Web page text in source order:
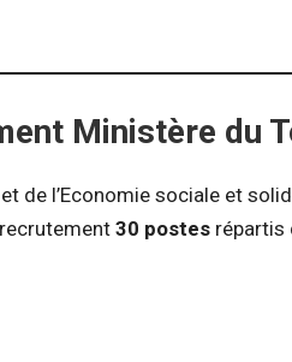
Ministère du
de l’Economie sociale et
30 postes répartis